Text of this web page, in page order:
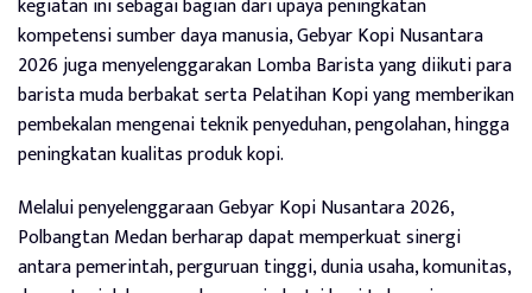
kegiatan ini sebagai bagian dari upaya peningkatan
kompetensi sumber daya manusia, Gebyar Kopi Nusantara
2026 juga menyelenggarakan Lomba Barista yang diikuti para
barista muda berbakat serta Pelatihan Kopi yang memberikan
pembekalan mengenai teknik penyeduhan, pengolahan, hingga
peningkatan kualitas produk kopi.
Melalui penyelenggaraan Gebyar Kopi Nusantara 2026,
Polbangtan Medan berharap dapat memperkuat sinergi
antara pemerintah, perguruan tinggi, dunia usaha, komunitas,